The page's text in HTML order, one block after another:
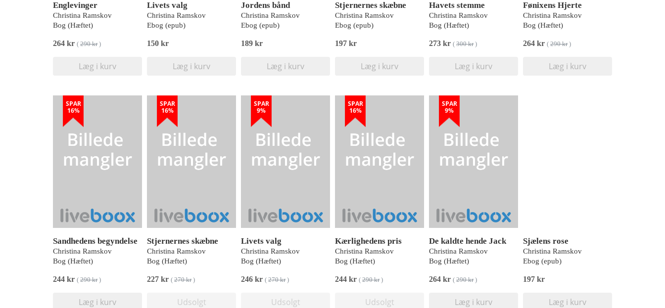
Englevinger
Christina Ramskov
Bog (Hæftet)
264 kr ( 290 kr)
Læg i kurv
Livets valg
Christina Ramskov
Ebog (epub)
150 kr
Læg i kurv
Jordens bånd
Christina Ramskov
Ebog (epub)
189 kr
Læg i kurv
Stjernernes skæbne
Christina Ramskov
Ebog (epub)
197 kr
Læg i kurv
Havets stemme
Christina Ramskov
Bog (Hæftet)
273 kr ( 300 kr)
Læg i kurv
Fønixens Hjerte
Christina Ramskov
Bog (Hæftet)
264 kr ( 290 kr)
Læg i kurv
SPAR
16%
Sandhedens begyndelse
Christina Ramskov
Bog (Hæftet)
244 kr ( 290 kr)
Læg i kurv
SPAR
16%
Stjernernes skæbne
Christina Ramskov
Bog (Hæftet)
227 kr ( 270 kr)
Udsolgt
SPAR
9%
Livets valg
Christina Ramskov
Bog (Hæftet)
246 kr ( 270 kr)
Udsolgt
SPAR
16%
Kærlighedens pris
Christina Ramskov
Bog (Hæftet)
244 kr ( 290 kr)
Udsolgt
SPAR
9%
De kaldte hende Jack
Christina Ramskov
Bog (Hæftet)
264 kr ( 290 kr)
Læg i kurv
Sjælens rose
Christina Ramskov
Ebog (epub)
197 kr
Læg i kurv